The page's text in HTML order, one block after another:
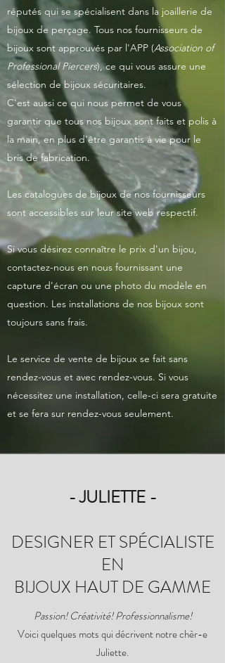
réputés qui se spécialisent dans la joaillerie de
bijoux de perçage. Tous nos fournisseurs de
bijoux sont approuvés par l'APP (Association of
Professional Piercers), ce qui vous assure une
sélection de bijoux sécuritaires.
C'est aussi ce qui nous permet de vous
garantir que tous nos bijoux sont faits et polis à
la main, en plus d'être garantis à vie pour le
bris de fabrication.
Les catalogues de bijoux de nos fournisseurs
sont accessibles sur leur site web respectif.
Si vous désirez connaître le prix d'un bijou,
contactez-nous en nous fournissant une
capture d'écran ou une photo du modèle en
question. Les installations de nos bijoux sont
toujours sans frais.
Le service de vente de bijoux se fait sans
rendez-vous et avec rendez-vous. Si vous
nécessitez une installation, celle-ci sera gratuite
et se fera sur rendez-vous seulement.
- JULIETTE -
DESIGNER ET SPÉCIALISTE
EN
BIJOUX HAUT DE GAMME
Passion! Créativité! Professionnalisme!
Voici quelques mots qui décrivent notre chèr-e
Juliette.